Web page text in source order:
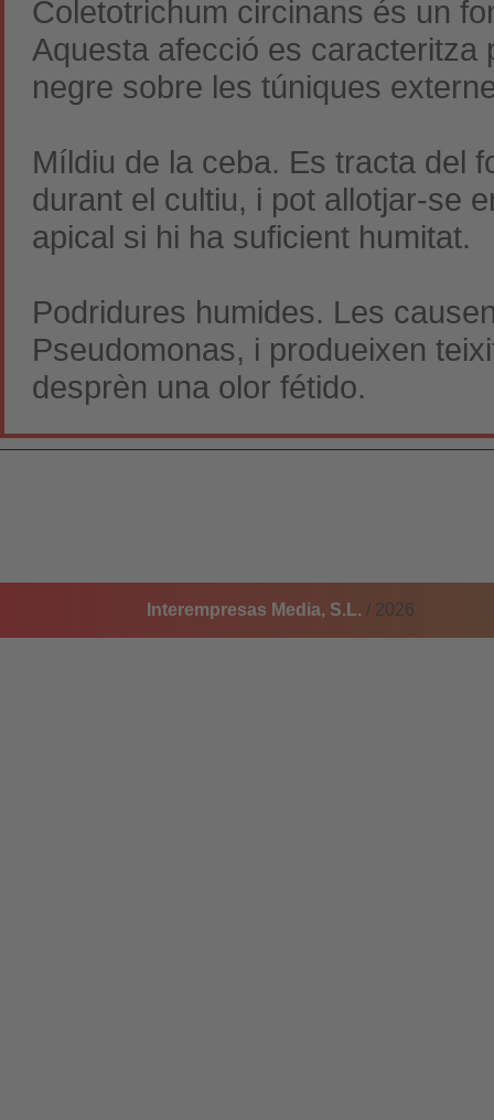
Coletotrichum circinans és un
Aquesta afecció es
negre sobre les túniques
Míldiu de la ceba. Es tracta del
durant el cultiu, i pot allotjar-se
apical si hi ha suficient humitat.
Podridures humides. Les
Pseudomonas, i produeixen
desprèn una olor fétido.
Interempresas Media, S.L. / 2026